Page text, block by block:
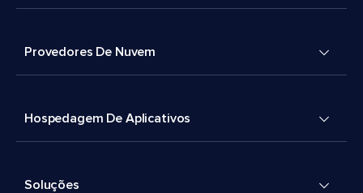
Provedores De Nuvem
Hospedagem De Aplicativos
Soluções